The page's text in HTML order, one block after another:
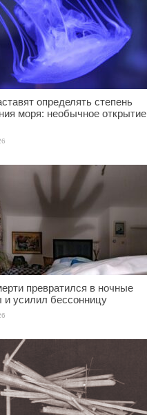
определять степень
моря: необычное открытие
превратился в ночные
усилил бессонницу